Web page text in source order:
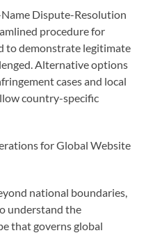
Dispute-Resolution
procedure for
to demonstrate legitimate
Alternative options
cases and local
country-specific
for Global Website
national boundaries,
understand the
that governs global